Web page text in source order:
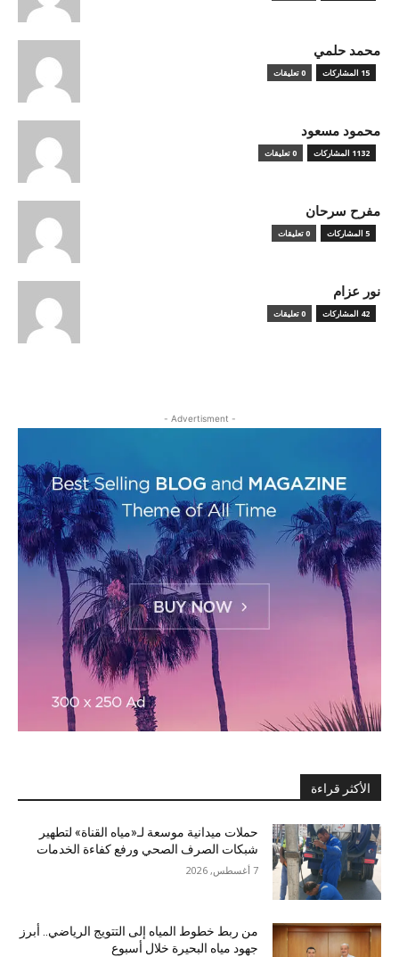
محمد حلمي
15 المشاركات 0 تعليقات
محمود مسعود
1132 المشاركات 0 تعليقات
مفرح سرحان
5 المشاركات 0 تعليقات
نور عزام
42 المشاركات 0 تعليقات
- Advertisment -
الأكثر قراءة
حملات ميدانية موسعة لـ«مياه القناة» لتطهير
شبكات الصرف الصحي ورفع كفاءة الخدمات
7 أغسطس, 2026
من ربط خطوط المياه إلى التتويج الرياضي.. أبرز
جهود مياه البحيرة خلال أسبوع